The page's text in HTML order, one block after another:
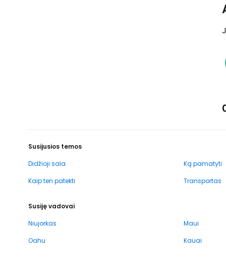
Susijusios temos
Didžioji sala
Ką pamatyti
Kaip ten patekti
Transportas
Susiję vadovai
Niujorkas
Maui
Oahu
Kauai